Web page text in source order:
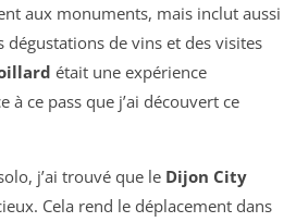
aux monuments, mais inclut aussi
dégustations de vins et des visites
était une expérience
à ce pass que j’ai découvert ce
j’ai trouvé que le Dijon City
Cela rend le déplacement dans